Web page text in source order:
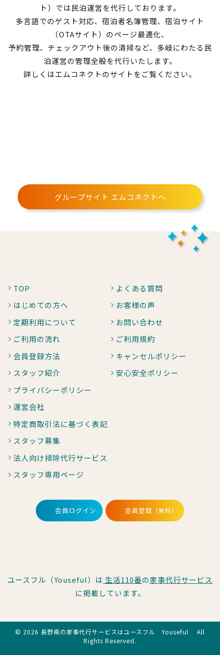
ト）では民泊運営を代行しております。
多言語でのゲスト対応、宿泊者名簿管理、宿泊サイト
（OTAサイト）のページ最適化、
予約管理、チェックアウト後の清掃など、多岐にわたる民
泊運営の管理全般を代行いたします。
詳しくはエムコネクトのサイトをご覧ください。
グループサイト エムコネクトへ
TOP
はじめての方へ
定期利用について
ご利用の流れ
会員登録方法
スタッフ紹介
よくある質問
お客様の声
お問い合わせ
ご利用規約
キャンセルポリシー
安心安全ポリシー
プライバシーポリシー
運営会社
特定商取引法に基づく表記
スタッフ募集
法人向け掃除代行サービス
スタッフ専用ページ
会員ログイン 会員登録 （無料）
ユースフル（Youseful）は 生活110番の家事代行サービス
に掲載しています。
© 2026 長野県の家事代行サービスはユースフル Youseful All
Rights Reserved.